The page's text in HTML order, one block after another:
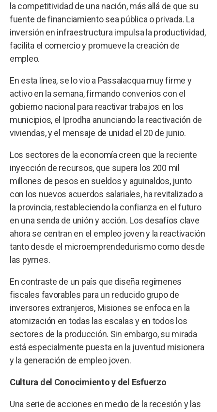
la competitividad de una nación, más allá de que su
fuente de financiamiento sea pública o privada. La
inversión en infraestructura impulsa la productividad,
facilita el comercio y promueve la creación de
empleo.
En esta línea, se lo vio a Passalacqua muy firme y
activo en la semana, firmando convenios con el
gobierno nacional para reactivar trabajos en los
municipios, el Iprodha anunciando la reactivación de
viviendas, y el mensaje de unidad el 20 de junio.
Los sectores de la economía creen que la reciente
inyección de recursos, que supera los 200 mil
millones de pesos en sueldos y aguinaldos, junto
con los nuevos acuerdos salariales, ha revitalizado a
la provincia, restableciendo la confianza en el futuro
en una senda de unión y acción. Los desafíos clave
ahora se centran en el empleo joven y la reactivación
tanto desde el microemprendedurismo como desde
las pymes.
En contraste de un país que diseña regímenes
fiscales favorables para un reducido grupo de
inversores extranjeros, Misiones se enfoca en la
atomización en todas las escalas y en todos los
sectores de la producción. Sin embargo, su mirada
está especialmente puesta en la juventud misionera
y la generación de empleo joven.
Cultura del Conocimiento y del Esfuerzo
Una serie de acciones en medio de la recesión y las